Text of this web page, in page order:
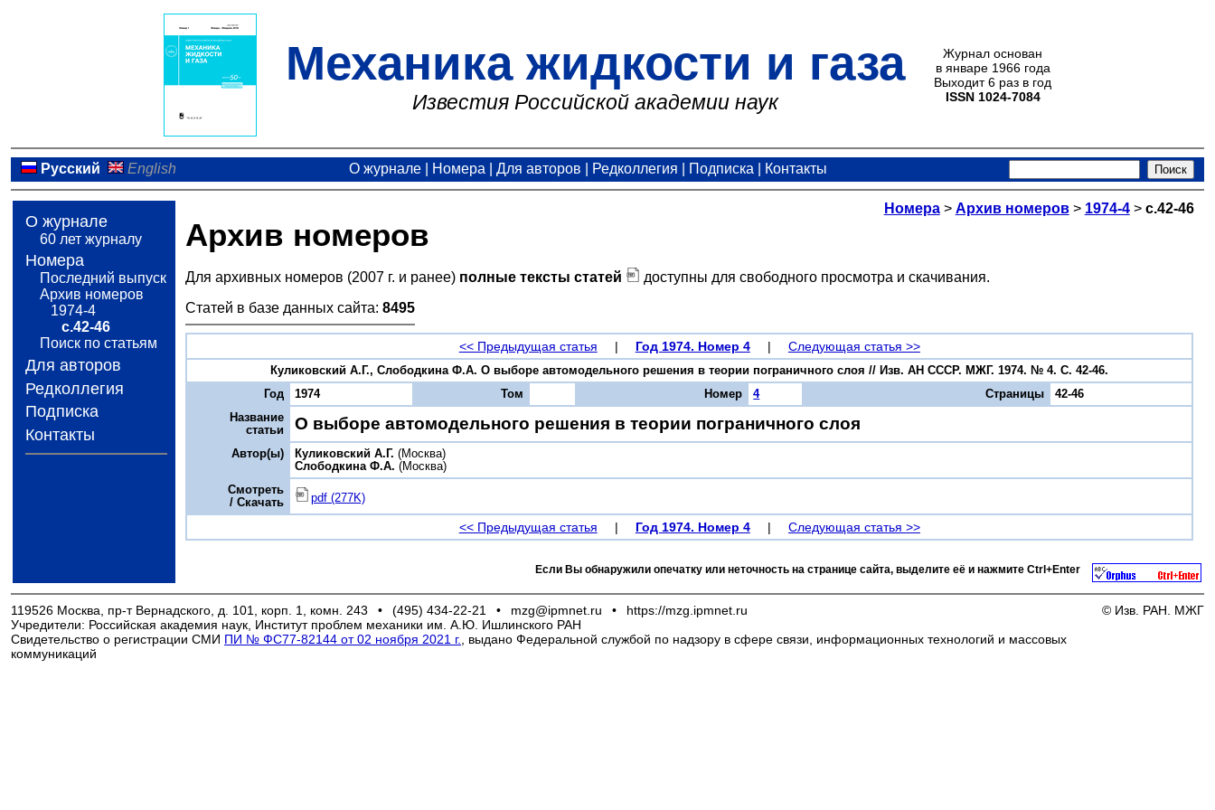
Механика жидкости и газа
Известия Российской академии наук
Журнал основан
в январе 1966 года
Выходит 6 раз в год
ISSN 1024-7084
Русский English О журнале Номера Для авторов Редколлегия Подписка Контакты
О журнале
60 лет журналу
Номера
Последний выпуск
Архив номеров
1974-4
с.42-46
Поиск по статьям
Для авторов
Редколлегия
Подписка
Контакты
Номера> Архив номеров> 1974-4> с.42-46
Архив номеров
Для архивных номеров (2007 г. и ранее) полные тексты статей
доступны для свободного просмотра и скачивания.
Статей в базе данных сайта: 8495
<< Предыдущая статья | Год 1974. Номер 4 | Следующая статья >>
Куликовский А.Г., Слободкина Ф.А. О выборе автомодельного решения в теории пограничного слоя // Изв. АН СССР. МЖГ. 1974. № 4. С. 42-46.
Год
1974 Том Номер 4 Страницы
42-46
Название
статьи
О выборе автомодельного решения в теории пограничного слоя
Автор(ы) Куликовский А.Г. (Москва)
Слободкина Ф.А. (Москва)
Смотреть
/ Скачать
pdf (277K)
<< Предыдущая статья | Год 1974. Номер 4 | Следующая статья >>
Если Вы обнаружили опечатку или неточность на странице сайта, выделите её и нажмите Ctrl+Enter
119526 Москва, пр-т Вернадского, д. 101, корп. 1, комн. 243 • (495) 434-22-21 • mzg@ipmnet.ru •
https://mzg.ipmnet.ru
Учредители: Российская академия наук, Институт проблем механики им. А.Ю. Ишлинского РАН
Свидетельство о регистрации СМИ ПИ № ФС77-82144 от 02 ноября 2021 г.
, выдано Федеральной службой по надзору в сфере связи, информационных технологий и массовых
коммуникаций
© Изв. РАН. МЖГ